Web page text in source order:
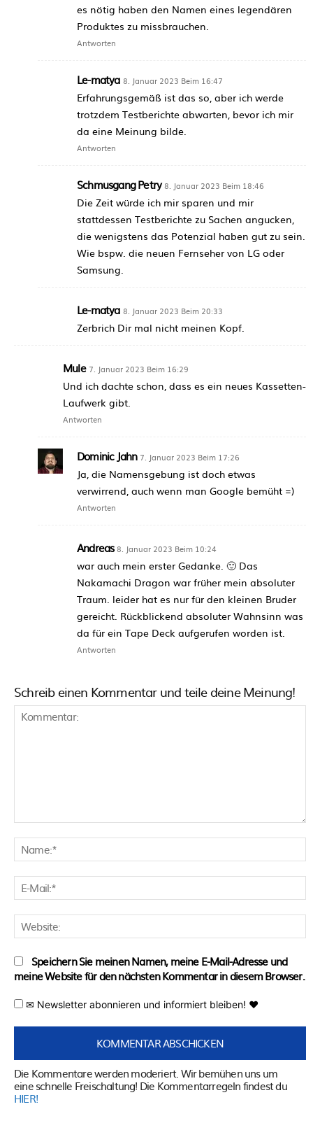
es nötig haben den Namen eines legendären
Produktes zu missbrauchen.
Antworten
Le-matya 8. Januar 2023 Beim 16:47
Erfahrungsgemäß ist das so, aber ich werde
trotzdem Testberichte abwarten, bevor ich mir
da eine Meinung bilde.
Antworten
Schmusgang Petry 8. Januar 2023 Beim 18:46
Die Zeit würde ich mir sparen und mir
stattdessen Testberichte zu Sachen angucken,
die wenigstens das Potenzial haben gut zu sein.
Wie bspw. die neuen Fernseher von LG oder
Samsung.
Le-matya 8. Januar 2023 Beim 20:33
Zerbrich Dir mal nicht meinen Kopf.
Mule 7. Januar 2023 Beim 16:29
Und ich dachte schon, dass es ein neues Kassetten-
Laufwerk gibt.
Antworten
Dominic Jahn 7. Januar 2023 Beim 17:26
Ja, die Namensgebung ist doch etwas
verwirrend, auch wenn man Google bemüht =)
Antworten
Andreas 8. Januar 2023 Beim 10:24
war auch mein erster Gedanke. 🙂 Das
Nakamachi Dragon war früher mein absoluter
Traum. leider hat es nur für den kleinen Bruder
gereicht. Rückblickend absoluter Wahnsinn was
da für ein Tape Deck aufgerufen worden ist.
Antworten
Schreib einen Kommentar und teile deine Meinung!
Speichern Sie meinen Namen, meine E-Mail-Adresse und
meine Website für den nächsten Kommentar in diesem Browser.
✉ Newsletter abonnieren und informiert bleiben! ♥
Die Kommentare werden moderiert. Wir bemühen uns um
eine schnelle Freischaltung! Die Kommentarregeln findest du
HIER!